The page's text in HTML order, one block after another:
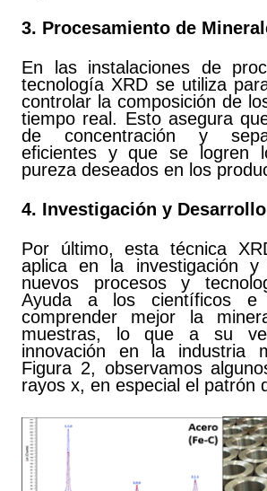
3. Procesamiento de
En las instalaciones de
tecnología XRD se utiliza
controlar la composición de
tiempo real. Esto asegura
de concentración y
eficientes y que se logren
pureza deseados en los
4. Investigación y Desarrollo
Por último, esta técnica
aplica en la investigación y
nuevos procesos y
Ayuda a los científicos e
comprender mejor la
muestras, lo que a su
innovación en la industria
Figura 2, observamos
rayos x, en especial el patrón